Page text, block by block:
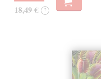
18,49 € ?